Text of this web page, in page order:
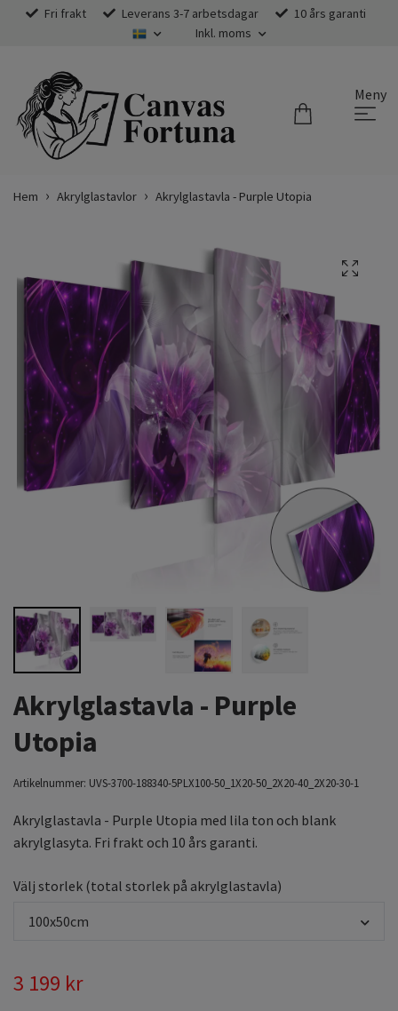
Fri frakt Leverans 3-7 arbetsdagar
10 års garanti
Inkl. moms
Meny
Hem Akrylglastavlor Akrylglastavla - Purple Utopia
Akrylglastavla - Purple
Utopia
Artikelnummer: UVS-3700-188340-5PLX100-50_1X20-50_2X20-40_2X20-30-1
Akrylglastavla - Purple Utopia med lila ton och blank
akrylglasyta. Fri frakt och 10 års garanti.
Välj storlek (total storlek på akrylglastavla)
100x50cm
3 199 kr